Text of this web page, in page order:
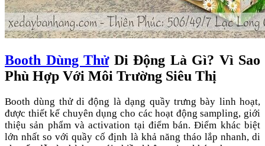
Booth Dùng ThửDi Động Là Gì? Vì Sao
Phù Hợp Với Môi Trường Siêu Thị
Booth dùng thử di động là dạng quầy trưng bày linh hoạt,
được thiết kế chuyên dụng cho các hoạt động sampling, giới
thiệu sản phẩm và activation tại điểm bán. Điểm khác biệt
lớn nhất so với quầy cố định là khả năng tháo lắp nhanh, di